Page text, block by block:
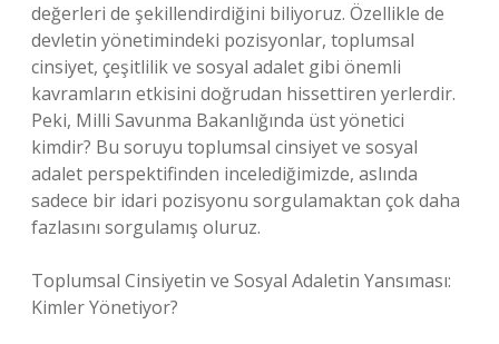
değerleri de şekillendirdiğini biliyoruz. Özellikle de
devletin yönetimindeki pozisyonlar, toplumsal
cinsiyet, çeşitlilik ve sosyal adalet gibi önemli
kavramların etkisini doğrudan hissettiren yerlerdir.
Peki, Milli Savunma Bakanlığında üst yönetici
kimdir? Bu soruyu toplumsal cinsiyet ve sosyal
adalet perspektifinden incelediğimizde, aslında
sadece bir idari pozisyonu sorgulamaktan çok daha
fazlasını sorgulamış oluruz.
Toplumsal Cinsiyetin ve Sosyal Adaletin Yansıması:
Kimler Yönetiyor?